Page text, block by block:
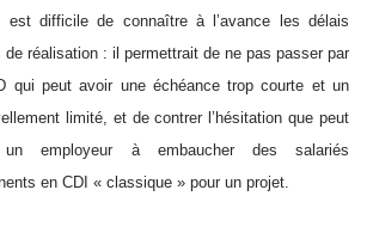
est difficile de connaître à l’avance les délais
de réalisation : il permettrait de ne pas passer par
qui peut avoir une échéance trop courte et un
limité, et de contrer l’hésitation que peut
employeur à embaucher des salariés
en CDI « classique » pour un projet.